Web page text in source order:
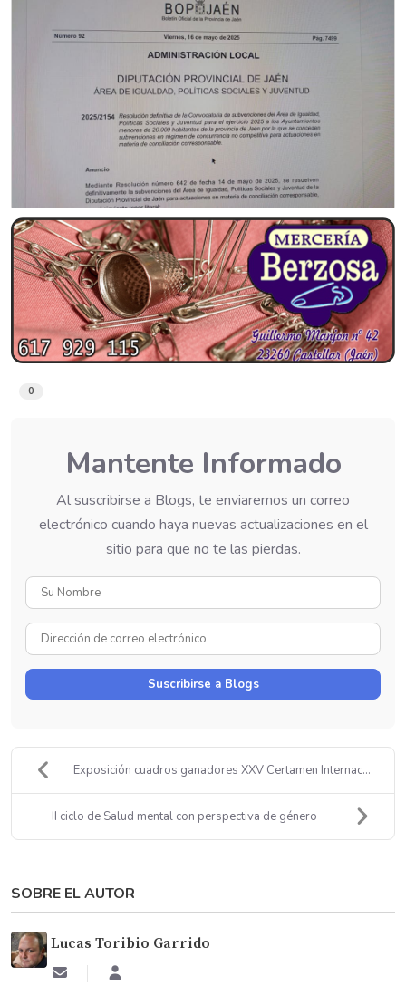
0
Mantente Informado
Al suscribirse a Blogs, te enviaremos un correo
electrónico cuando haya nuevas actualizaciones en el
sitio para que no te las pierdas.
Nombre
Dirección
de
correo
electrónico
Suscribirse a Blogs
Exposición cuadros ganadores XXV Certamen Internac...
II ciclo de Salud mental con perspectiva de género
SOBRE EL AUTOR
Lucas Toribio Garrido
Suscribirse